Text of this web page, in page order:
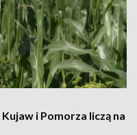
i Pomorza liczą na